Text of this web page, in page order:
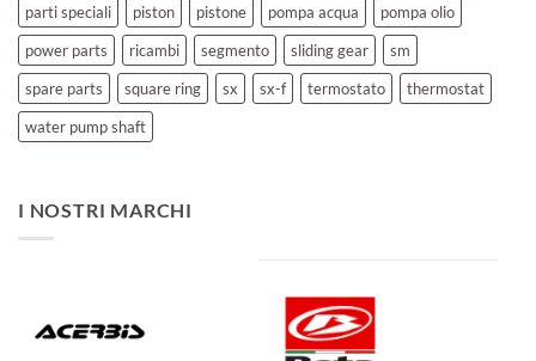
parti speciali
piston pistone pompa acqua
pompa olio
power parts
ricambi segmento sliding gear
sm
spare parts
square ring sx sx-f termostato
thermostat
water pump shaft
I NOSTRI MARCHI